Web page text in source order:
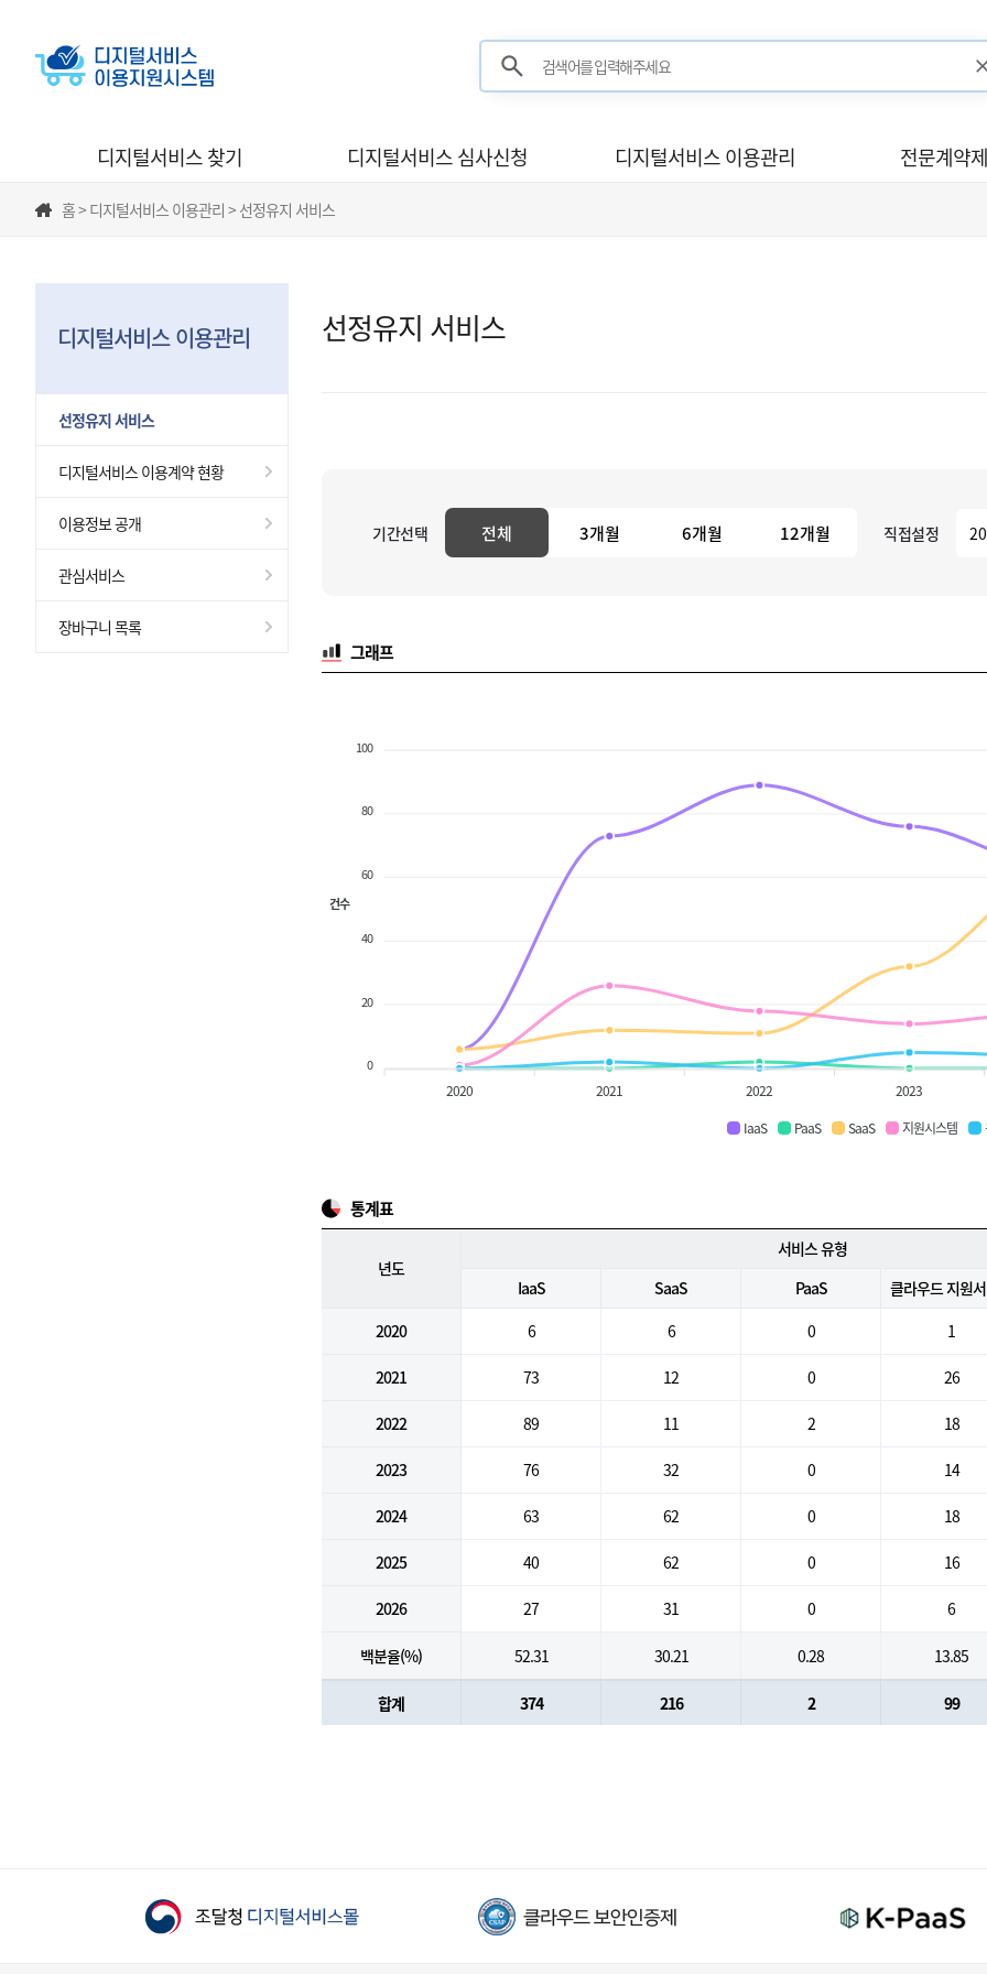
검색어를 입력해주세요
디지털서비스 찾기 디지털서비스 심사신청 디지털서비스 이용관리 전문계약
홈 > 디지털서비스 이용관리 > 선정유지 서비스
디지털서비스 이용관리
선정유지 서비스
디지털서비스 이용계약 현황
이용정보 공개
관심서비스
장바구니 목록
선정유지 서비스
기간선택 전체 3개월 6개월 12개월 직접설정
그래프
IaaS PaaS SaaS 지원시스템
100
80
60
40
20
0
건수
2020 2021 2022 2023
통계표
년도
서비스 유형
IaaS
SaaS PaaS
클라우드 지원
2020
6 6 0 1
2021 73 12 0 26
2022 89 11 2 18
2023 76 32 0 14
2024 63 62 0 18
2025 40 62 0 16
2026 27 31 0 6
백분율(%) 52.31 30.21 0.28 13.85
합계 374 216 2 99